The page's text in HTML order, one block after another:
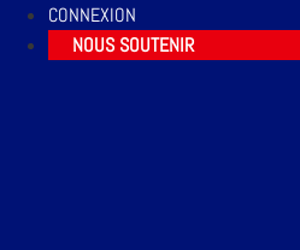
CONNEXION
NOUS SOUTENIR